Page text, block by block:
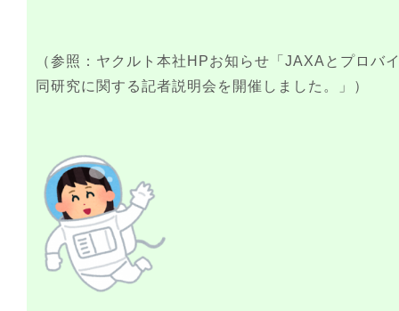
（参照： ヤクルト本社HPお知らせ「JAXAとプロバ
同研究に関する記者説明会を開催しました。」
）